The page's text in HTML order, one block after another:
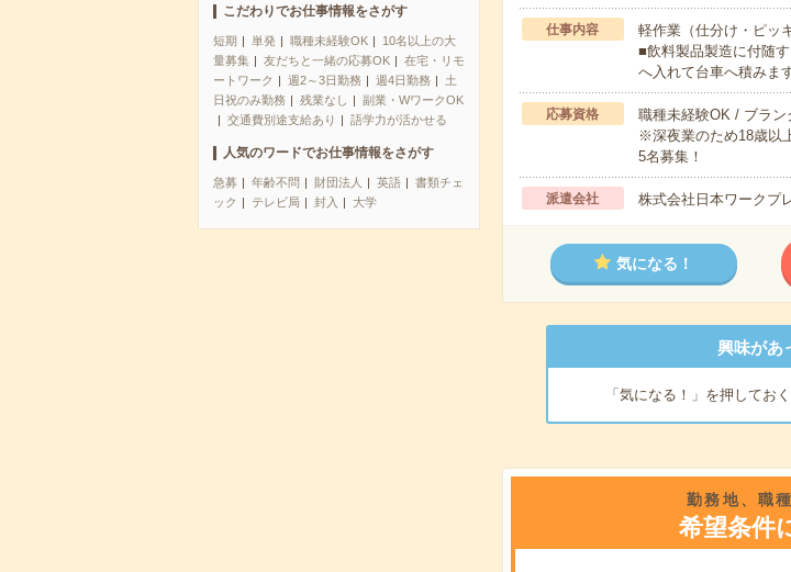
こだわりでお仕事情報をさがす
短期 単発 職種未経験OK
10名以上の大
量募集
友だちと一緒の応募OK
在宅・リモ
ートワーク
週2～3日勤務 週4日勤務
土
日祝のみ勤務
残業なし
副業・WワークOK
交通費別途支給あり
語学力が活かせる
人気のワードでお仕事情報をさがす
急募 年齢不問 財団法人 英語
書類チェ
ック
テレビ局 封入 大学
仕事内容
軽作業（仕分け・ピッ
■飲料製品製造に付随
へ入れて台車へ積みま
応募資格
職種未経験OK / ブラン
※深夜業のため18歳以
5名募集！
派遣会社 株式会社日本ワークプ
気になる！
興味があ
「気になる！」を押してお
勤務地、職
希望条件